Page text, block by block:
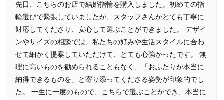
先日、こちらのお店で結婚指輪を購入しました。初めての指
輪選びで緊張していましたが、スタッフさんがとても丁寧に
対応してくださり、安心して選ぶことができました。 デザイ
ンやサイズの相談では、私たちの好みや生活スタイルに合わ
せて細かく提案していただけて、とても心強かったです。 無
理に高いものを勧められることもなく、「おふたりが本当に
納得できるものを」と寄り添ってくださる姿勢が印象的でし
た。 一生に一度のもので、こちらで選ぶことができ、本当に